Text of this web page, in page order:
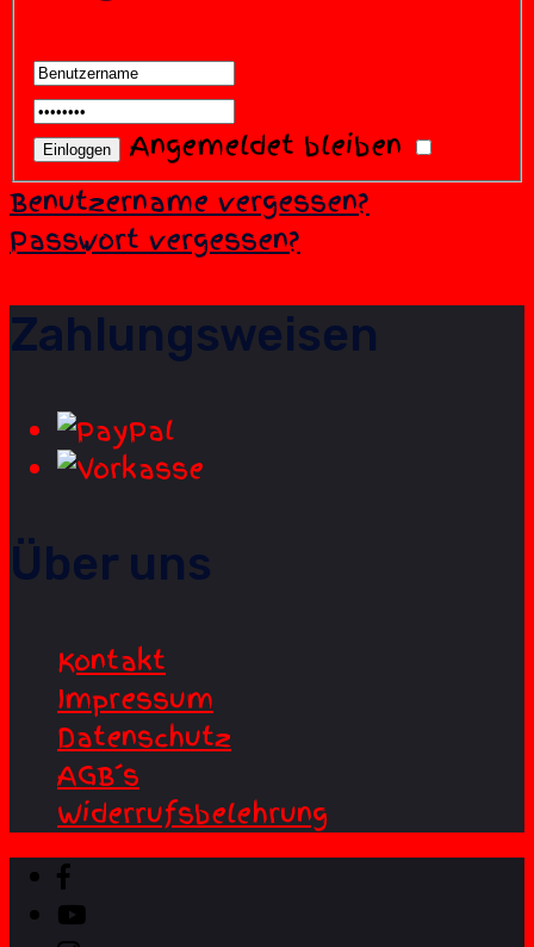
Angemeldet bleiben
Benutzername vergessen?
Passwort vergessen?
Zahlungsweisen
Über uns
Kontakt
Impressum
Datenschutz
AGB´s
Widerrufsbelehrung